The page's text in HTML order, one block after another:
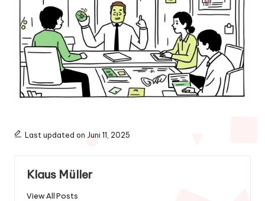
Last updated on Juni 11, 2025
Klaus Müller
View All Posts